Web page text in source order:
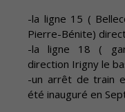
-la ligne 15 (
Pierre-Bénite)
-la ligne 18 (
direction Irigny le
-un arrêt de train
été inauguré en